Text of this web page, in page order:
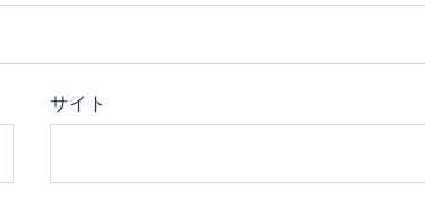
サイト